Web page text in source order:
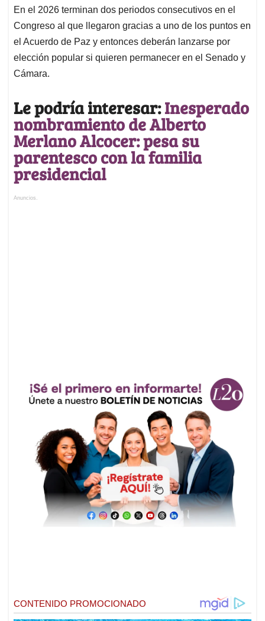
En el 2026 terminan dos periodos consecutivos en el
Congreso al que llegaron gracias a uno de los puntos en
el Acuerdo de Paz y entonces deberán lanzarse por
elección popular si quieren permanecer en el Senado y
Cámara.
Le podría interesar:Inesperado
nombramiento de Alberto
Merlano Alcocer: pesa su
parentesco con la familia
presidencial
Anuncios.